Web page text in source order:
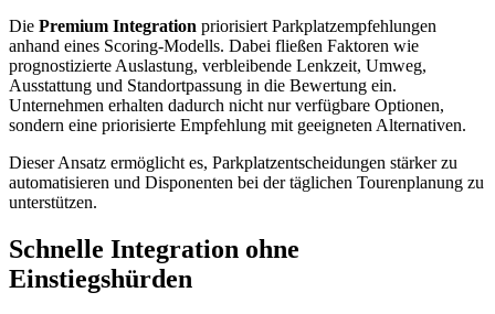
Die Premium Integration priorisiert Parkplatzempfehlungen
anhand eines Scoring-Modells. Dabei fließen Faktoren wie
prognostizierte Auslastung, verbleibende Lenkzeit, Umweg,
Ausstattung und Standortpassung in die Bewertung ein.
Unternehmen erhalten dadurch nicht nur verfügbare Optionen,
sondern eine priorisierte Empfehlung mit geeigneten Alternativen.
Dieser Ansatz ermöglicht es, Parkplatzentscheidungen stärker zu
automatisieren und Disponenten bei der täglichen Tourenplanung zu
unterstützen.
Schnelle Integration ohne
Einstiegshürden